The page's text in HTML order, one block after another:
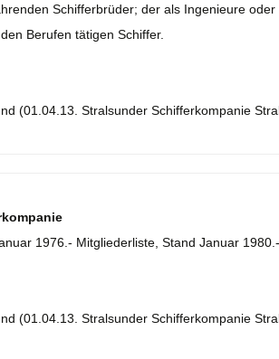
Schifferbrüder; der als Ingenieure
Berufen tätigen Schiffer.
(01.04.13. Stralsunder Schifferkompanie
1976.- Mitgliederliste, Stand Januar
(01.04.13. Stralsunder Schifferkompanie